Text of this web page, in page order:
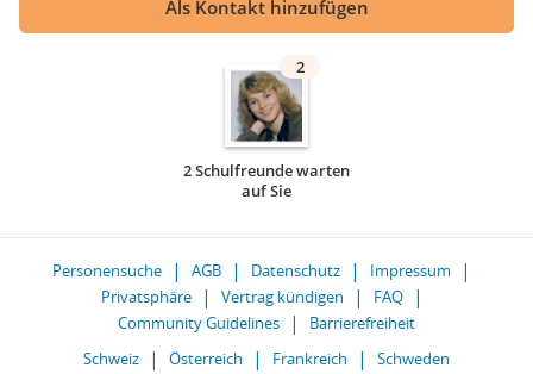
Als Kontakt hinzufügen
2
2 Schulfreunde warten
auf Sie
Personensuche AGB Datenschutz
Impressum
Privatsphäre
Vertrag kündigen
FAQ
Community Guidelines
Barrierefreiheit
Schweiz
Österreich Frankreich Schweden